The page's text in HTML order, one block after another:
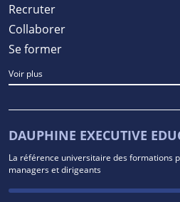
Recruter
Collaborer
Se former
Voir plus
DAUPHINE EXECUTIVE
La référence universitaire des formations
managers et dirigeants